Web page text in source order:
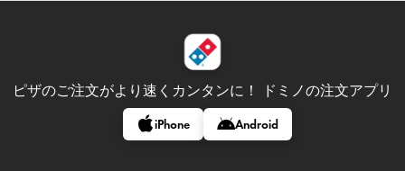
ピザのご注文がより速くカンタンに！ ドミノの注文アプリ
iPhone Android